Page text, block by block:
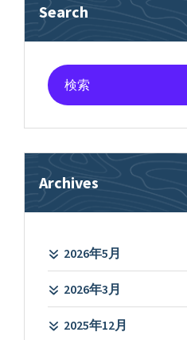
Search
検
索
象:
Archives
2026年5月
2026年3月
2025年12月